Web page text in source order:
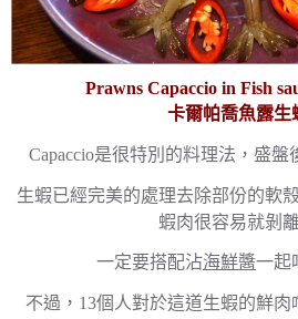
Prawns Capaccio in Fish
卡爾帕喬魚露生
Capaccio是很特別的料理法，盛
生蝦已經完美的處理去除部份的軟
蝦肉很容易就剝
一定要搭配沾海鮮醬一起
不過，13個人對於這道生蝦的鮮